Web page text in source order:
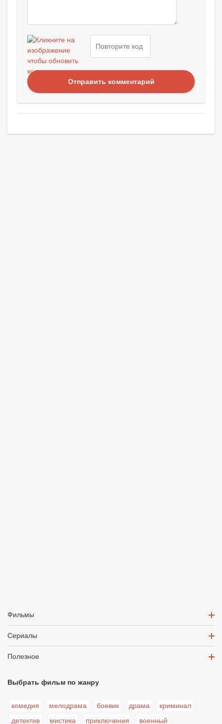
Отправить комментарий
Фильмы
Сериалы
Полезное
Выбрать фильм по жанру
комедия мелодрама боевик драма
криминал
детектив
мистика приключения военный